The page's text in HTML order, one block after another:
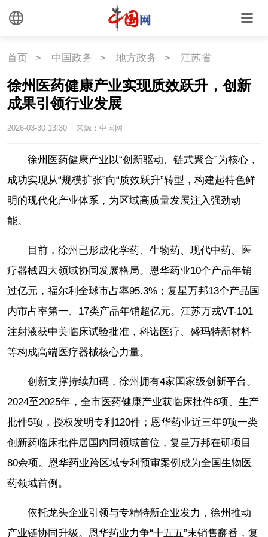
草原
联盟 心理
首页 > 中国政务 > 地方政务 > 江苏省
徐州医药健康产业实现质效跃升，创新
成果引领行业发展
2026-03-30 13:30 来源：中国网
徐州医药健康产业以“创新驱动、链式聚合”为核心，
成功实现从“规模扩张”向“质效跃升”转型，构建起特色鲜
明的现代化产业体系，为区域高质量发展注入强劲动
能。
目前，徐州已形成化学药、生物药、现代中药、医
疗器械四大领域协同发展格局。恩华药业10个产品年销
过亿元，福尔利全球市占率95.3%；复星万邦13个产品国
内市占率第一、17类产品年销超亿元。江苏万戎VT-101
注射液获中美临床试验批准，科诺医疗、盛玛特新材料
等构成高端医疗器械核心力量。
创新支撑持续加码，徐州拥有4家国家级创新平台。
2024至2025年，全市医药健康产业获临床批件6项、生产
批件5项，授权发明专利120件；恩华药业近三年9项一类
创新药临床批件居国内同领域首位，复星万邦在研项目
80余项。恩华药业跨区域专利预审案例成为全国生物医
药领域首例。
依托龙头企业引领与专精特新企业发力，徐州推动
产业链协同升级。恩华药业力争“十五五”末销售翻番，复